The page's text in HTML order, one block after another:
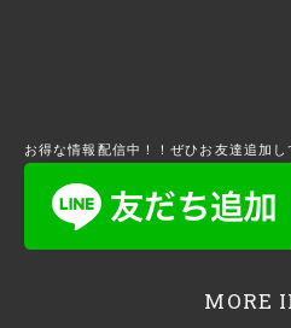
お得な情報配信中！！ぜひお友達追加し
MORE